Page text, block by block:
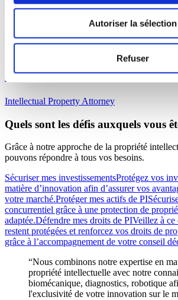
Autoriser la sélection
Refuser
Avocat stagiaire
Intellectual Property Attorney
Quels sont les défis auxquels vous
Grâce à notre approche de la propriété
pouvons répondre à tous vos besoins.
Sécuriser mes investissementsProtégez vos
matière d’innovation afin d’assurer vos
votre marché.Protéger mes actifs de PI
concurrentiel grâce à une protection de
adaptée.Défendre mes droits de PIVeillez à ce
restent protégées et renforcez vos droits de
grâce à l’accompagnement de votre conseil
“Nous combinons notre expertise en
propriété intellectuelle avec notre
biomécanique, diagnostics, robotique
l'exclusivité de votre innovation sur le